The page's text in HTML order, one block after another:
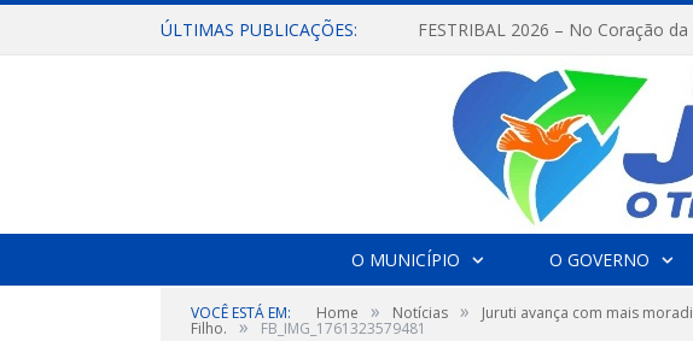
ÚLTIMAS PUBLICAÇÕES:
O MUNICÍPIO O GOVERNO
VOCÊ ESTÁ EM: Home » Notícias » Juruti avança com mais
Filho. » FB_IMG_1761323579481